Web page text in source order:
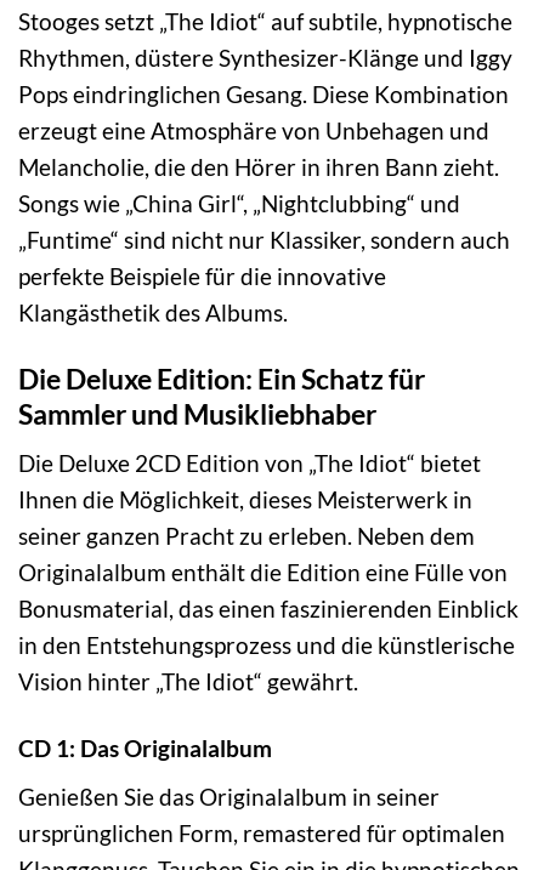
Stooges setzt „The Idiot“ auf subtile, hypnotische
Rhythmen, düstere Synthesizer-Klänge und Iggy
Pops eindringlichen Gesang. Diese Kombination
erzeugt eine Atmosphäre von Unbehagen und
Melancholie, die den Hörer in ihren Bann zieht.
Songs wie „China Girl“, „Nightclubbing“ und
„Funtime“ sind nicht nur Klassiker, sondern auch
perfekte Beispiele für die innovative
Klangästhetik des Albums.
Die Deluxe Edition: Ein Schatz für
Sammler und Musikliebhaber
Die Deluxe 2CD Edition von „The Idiot“ bietet
Ihnen die Möglichkeit, dieses Meisterwerk in
seiner ganzen Pracht zu erleben. Neben dem
Originalalbum enthält die Edition eine Fülle von
Bonusmaterial, das einen faszinierenden Einblick
in den Entstehungsprozess und die künstlerische
Vision hinter „The Idiot“ gewährt.
CD 1: Das Originalalbum
Genießen Sie das Originalalbum in seiner
ursprünglichen Form, remastered für optimalen